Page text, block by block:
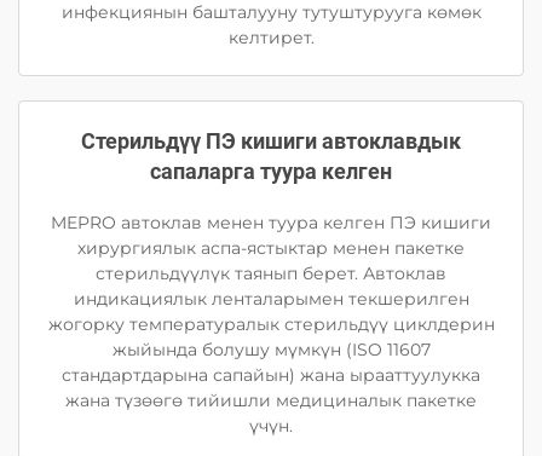
инфекциянын башталууну тутуштурууга көмөк
келтирет.
Стерильдүү ПЭ кишиги автоклавдык
сапаларга туура келген
MEPRO автоклав менен туура келген ПЭ кишиги
хирургиялык аспа-ястыктар менен пакетке
стерильдүүлүк таянып берет. Автоклав
индикациялык ленталарымен текшерилген
жогорку температуралык стерильдүү циклдерин
жыйында болушу мүмкүн (ISO 11607
стандартдарына сапайын) жана ырааттуулукка
жана түзөөгө тийишли медициналык пакетке
үчүн.